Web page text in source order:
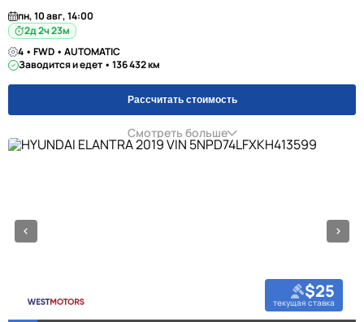
пн, 10 авг, 14:00
2д 2ч 23м
4 • FWD • AUTOMATIC
Заводится и едет • 136 432 км
Рассчитать стоимость
Смотреть больше
$25
текущая ставка